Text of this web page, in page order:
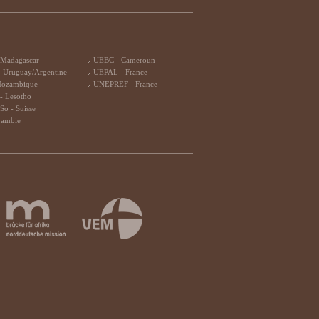
Uruguay/Argentine
Lesotho
- Suisse
UEBC - Cameroun
UEPAL - France
UNEPREF - France